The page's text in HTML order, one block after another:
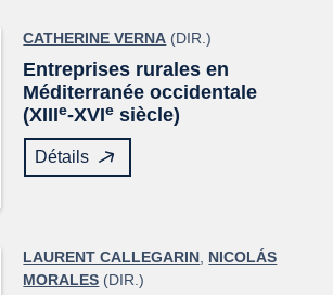
CATHERINE VERNA (DIR.)
Entreprises rurales en
Méditerranée occidentale
(XIIIe-XVIe siècle)
Détails
LAURENT CALLEGARIN NICOLÁS
MORALES (DIR.)